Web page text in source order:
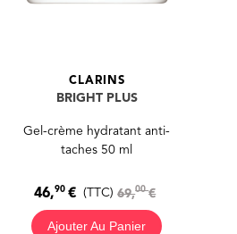
CLARINS
BRIGHT PLUS
Gel-crème hydratant anti-
taches 50 ml
46,90€ (TTC) 69,00€
Ajouter Au Panier